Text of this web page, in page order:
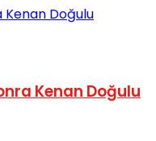
Kenan Doğulu